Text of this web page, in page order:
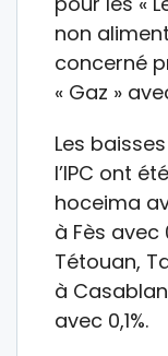
non
concerné
« Gaz »
Les
l’IPC ont
hoceima
à Fès avec
Tétouan,
à
avec 0,1%.